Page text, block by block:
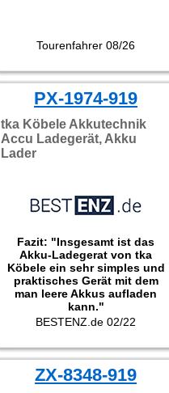
Tourenfahrer 08/26
PX-1974-919
tka Köbele Akkutechnik
Accu Ladegerät, Akku
Lader
Fazit: "Insgesamt ist das
Akku-Ladegerat von tka
Köbele ein sehr simples und
praktisches Gerät mit dem
man leere Akkus aufladen
kann."
BESTENZ.de 02/22
ZX-8348-919